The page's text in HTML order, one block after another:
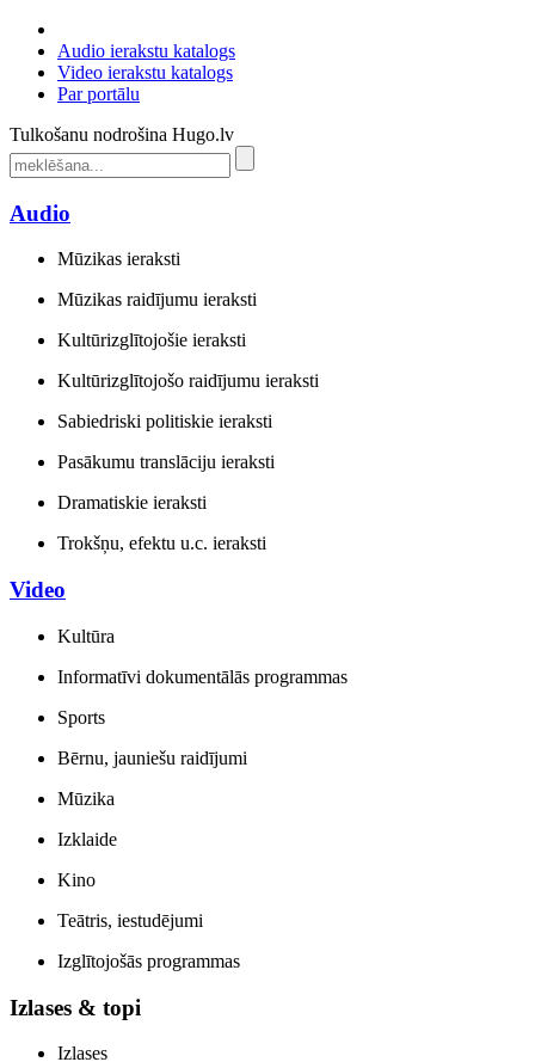
Audio ierakstu katalogs
Video ierakstu katalogs
Par portālu
Tulkošanu nodrošina Hugo.lv
Audio
Mūzikas ieraksti
Mūzikas raidījumu ieraksti
Kultūrizglītojošie ieraksti
Kultūrizglītojošo raidījumu ieraksti
Sabiedriski politiskie ieraksti
Pasākumu translāciju ieraksti
Dramatiskie ieraksti
Trokšņu, efektu u.c. ieraksti
Video
Kultūra
Informatīvi dokumentālās programmas
Sports
Bērnu, jauniešu raidījumi
Mūzika
Izklaide
Kino
Teātris, iestudējumi
Izglītojošās programmas
Izlases & topi
Izlases